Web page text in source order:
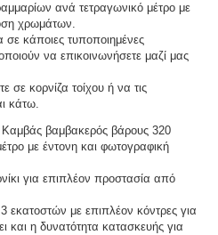
ανά τετραγωνικό μέτρο με
χρωμάτων.
σε κάποιες τυποποιημένες
να επικοινωνήσετε μαζί μας
σε κορνίζα τοίχου ή να τις
κάτω.
Καμβάς βαμβακερός βάρους 320
με έντονη και φωτογραφική
για επιπλέον προστασία από
εκατοστών με επιπλέον κόντρες για
και η δυνατότητα κατασκευής για